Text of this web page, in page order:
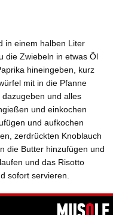
in einem halben Liter
die Zwiebeln in etwas Öl
hineingeben, kurz
mit in die Pfanne
und alles
und einkochen
und aufkochen
zerdrückten Knoblauch
die Butter hinzufügen und
und das Risotto
sofort servieren.